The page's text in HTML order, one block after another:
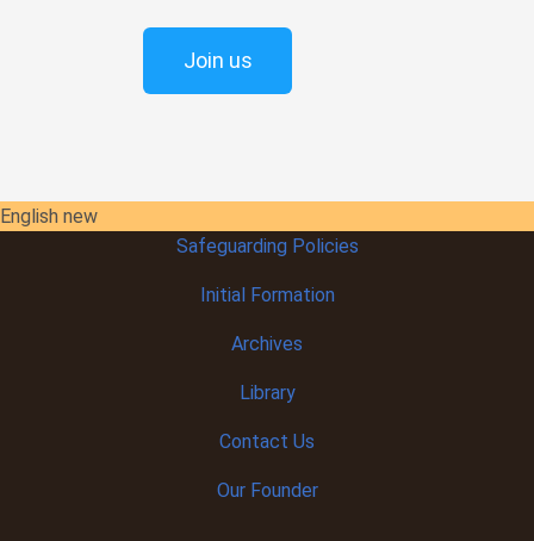
Join us
English new
Safeguarding Policies
InitialFormation
Archives
Library
Contact Us
Our Founder